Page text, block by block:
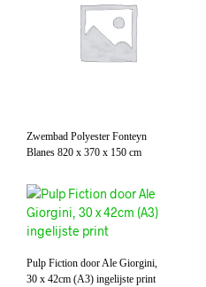
Zwembad Polyester Fonteyn
Blanes 820 x 370 x 150 cm
Pulp Fiction door Ale Giorgini,
30 x 42cm (A3) ingelijste print